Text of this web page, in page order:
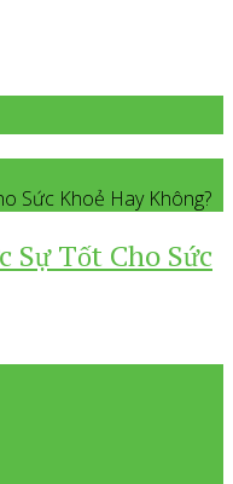
Sức Khoẻ Hay Không?
Sự Tốt Cho Sức